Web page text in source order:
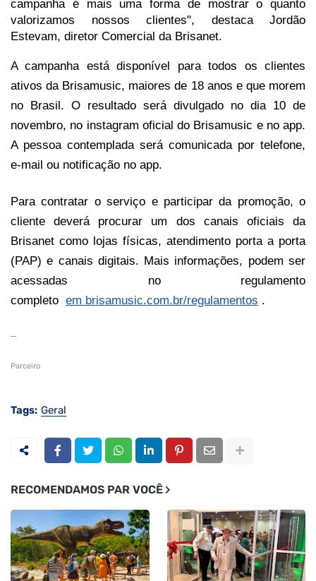
campanha é mais uma forma de mostrar o quanto
valorizamos nossos clientes", destaca Jordão
Estevam, diretor Comercial da Brisanet.
A campanha está disponível para todos os clientes
ativos da Brisamusic, maiores de 18 anos e que morem
no Brasil. O resultado será divulgado no dia 10 de
novembro, no instagram oficial do Brisamusic e no app.
A pessoa contemplada será comunicada por telefone,
e-mail ou notificação no app.
Para contratar o serviço e participar da promoção, o
cliente deverá procurar um dos canais oficiais da
Brisanet como lojas físicas, atendimento porta a porta
(PAP) e canais digitais. Mais informações, podem ser
acessadas no regulamento
completo em brisamusic.com.br/regulamentos .
--
Parceiro
Tags: Geral
RECOMENDAMOS PAR VOCÊ